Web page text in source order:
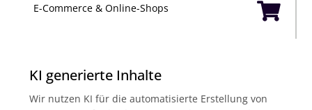

E-Commerce & Online-Shops
KI generierte Inhalte
Wir nutzen KI für die automatisierte Erstellung von